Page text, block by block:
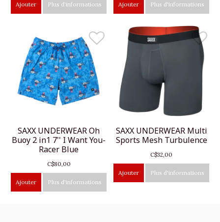
Ajouter Plus d'informations Ajouter Plus d'informations
SAXX UNDERWEAR Oh
Buoy 2 in1 7'' I Want You-
Racer Blue
C$80,00
Ajouter Plus d'informations
SAXX UNDERWEAR Multi
Sports Mesh Turbulence
C$32,00
Ajouter Plus d'informations